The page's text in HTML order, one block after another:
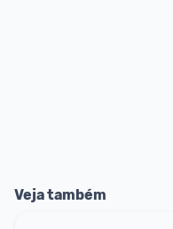
Veja também